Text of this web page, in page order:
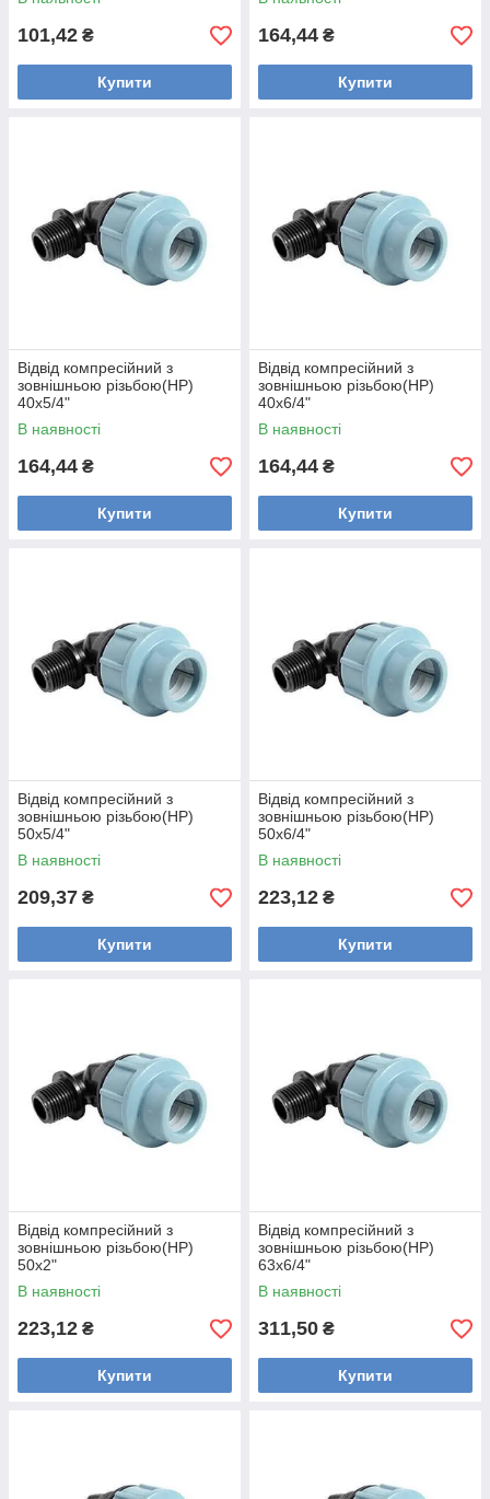
101,42 ₴
Купити
164,44 ₴
Купити
Відвід компресійний з
зовнішньою різьбою(НР)
40х5/4"
В наявності
164,44 ₴
Купити
Відвід компресійний з
зовнішньою різьбою(НР)
40х6/4"
В наявності
164,44 ₴
Купити
Відвід компресійний з
зовнішньою різьбою(НР)
50х5/4"
В наявності
209,37 ₴
Купити
Відвід компресійний з
зовнішньою різьбою(НР)
50х6/4"
В наявності
223,12 ₴
Купити
Відвід компресійний з
зовнішньою різьбою(НР)
50х2"
В наявності
223,12 ₴
Купити
Відвід компресійний з
зовнішньою різьбою(НР)
63х6/4"
В наявності
311,50 ₴
Купити